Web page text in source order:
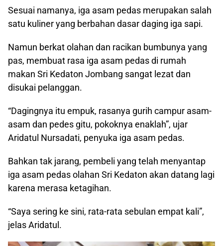
Sesuai namanya, iga asam pedas merupakan salah
satu kuliner yang berbahan dasar daging iga sapi.
Namun berkat olahan dan racikan bumbunya yang
pas, membuat rasa iga asam pedas di rumah
makan Sri Kedaton Jombang sangat lezat dan
disukai pelanggan.
“Dagingnya itu empuk, rasanya gurih campur asam-
asam dan pedes gitu, pokoknya enaklah”, ujar
Aridatul Nursadati, penyuka iga asam pedas.
Bahkan tak jarang, pembeli yang telah menyantap
iga asam pedas olahan Sri Kedaton akan datang lagi
karena merasa ketagihan.
“Saya sering ke sini, rata-rata sebulan empat kali”,
jelas Aridatul.